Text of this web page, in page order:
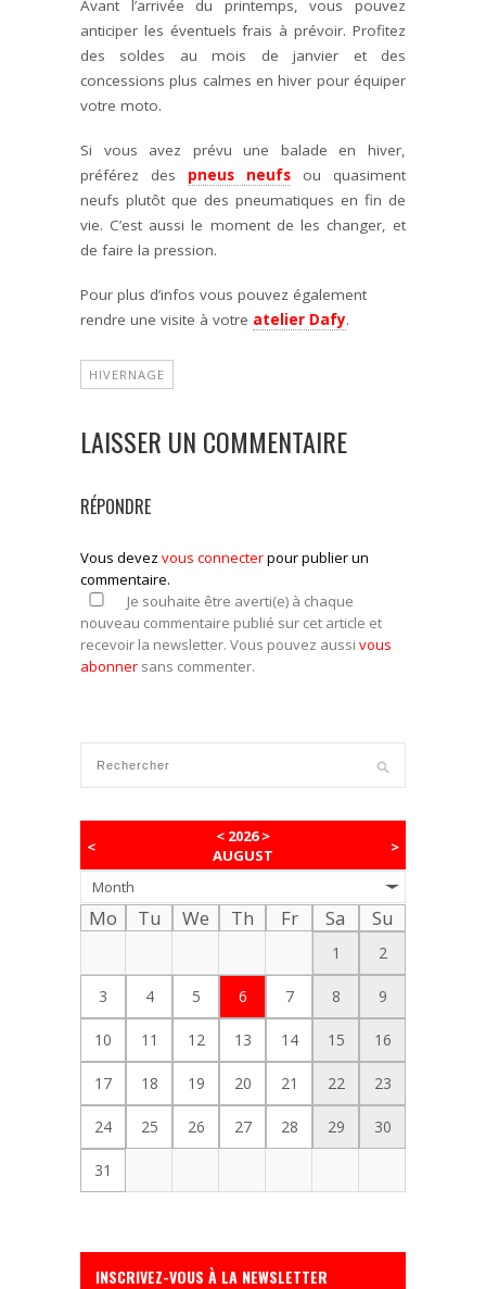
Avant l’arrivée du printemps, vous pouvez
anticiper les éventuels frais à prévoir. Profitez
des soldes au mois de janvier et des
concessions plus calmes en hiver pour équiper
votre moto.
Si vous avez prévu une balade en hiver,
préférez des pneus neufs ou quasiment
neufs plutôt que des pneumatiques en fin de
vie. C’est aussi le moment de les changer, et
de faire la pression.
Pour plus d’infos vous pouvez également
rendre une visite à votre atelier Dafy.
HIVERNAGE
LAISSER UN COMMENTAIRE
RÉPONDRE
Vous devez vous connecterpour publier un
commentaire.
Je souhaite être averti(e) à chaque
nouveau commentaire publié sur cet article et
recevoir la newsletter. Vous pouvez aussi vous
abonner sans commenter.
<
< 2026>
AUGUST
>
Month
Mo Tu We Th Fr Sa Su
1 2
3 4 5 6 7 8 9
10 11 12 13 14 15 16
17 18 19 20 21 22 23
24 25 26 27 28 29 30
31
INSCRIVEZ-VOUS À LA NEWSLETTER